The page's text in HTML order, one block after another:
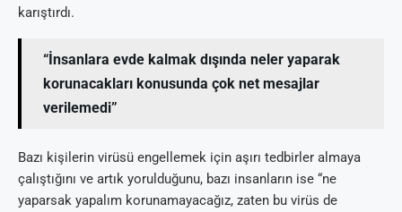
karıştırdı.
“İnsanlara evde kalmak dışında neler yaparak
korunacakları konusunda çok net mesajlar
verilemedi”
Bazı kişilerin virüsü engellemek için aşırı tedbirler almaya
çalıştığını ve artık yorulduğunu, bazı insanların ise “ne
yaparsak yapalım korunamayacağız, zaten bu virüs de